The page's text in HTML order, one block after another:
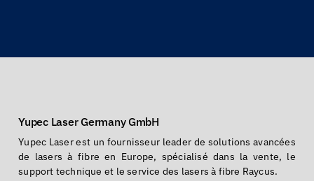
Yupec Laser Germany GmbH
Yupec Laser est un fournisseur leader de solutions avancées
de lasers à fibre en Europe, spécialisé dans la vente, le
support technique et le service des lasers à fibre Raycus.